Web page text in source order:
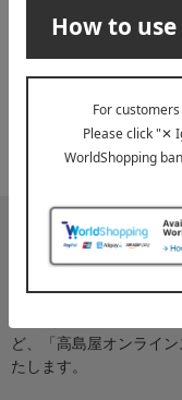
2026年07月29日
2025年10月03日
『お届け先のご
ど、「高島屋オンライ
たします。